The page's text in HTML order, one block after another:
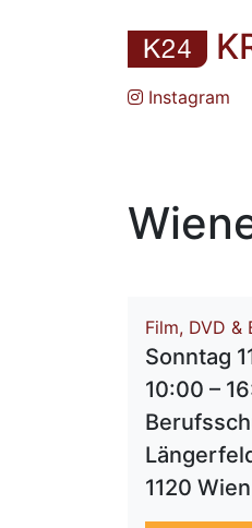
Instagram
Film, DVD &
Sonntag
10:00 –
1120 Wien